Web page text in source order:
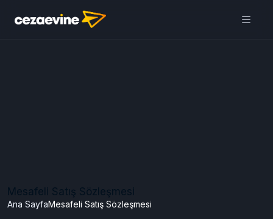
Mesafeli Satış Sözleşmesi
Ana SayfaMesafeli Satış Sözleşmesi